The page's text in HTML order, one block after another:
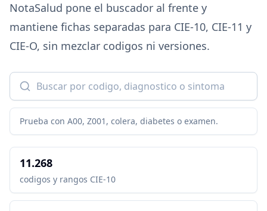
NotaSalud pone el buscador al frente y
mantiene fichas separadas para CIE-10, CIE-11 y
CIE-O, sin mezclar codigos ni versiones.
Buscar CIE-10
Prueba con A00, Z001, colera, diabetes o examen.
11.268
codigos y rangos CIE-10